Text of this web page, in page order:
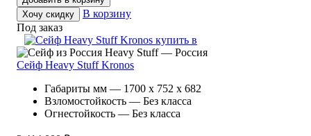
Хочу скидку
В корзину
Под заказ
Heavy Stuff — Россия
Сейф Heavy Stuff Kronos
Габариты мм — 1700 x 752 x 682
Взломостойкость — Без класса
Огнестойкость — Без класса